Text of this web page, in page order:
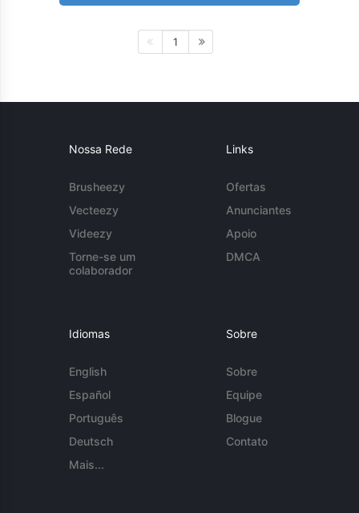
1
Nossa Rede
Brusheezy
Vecteezy
Videezy
Torne-se um
colaborador
Links
Ofertas
Anunciantes
Apoio
DMCA
Idiomas
English
Español
Português
Deutsch
Mais...
Sobre
Sobre
Equipe
Blogue
Contato